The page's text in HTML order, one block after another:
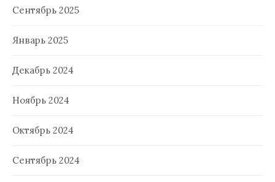
Сентябрь 2025
Январь 2025
Декабрь 2024
Ноябрь 2024
Октябрь 2024
Сентябрь 2024